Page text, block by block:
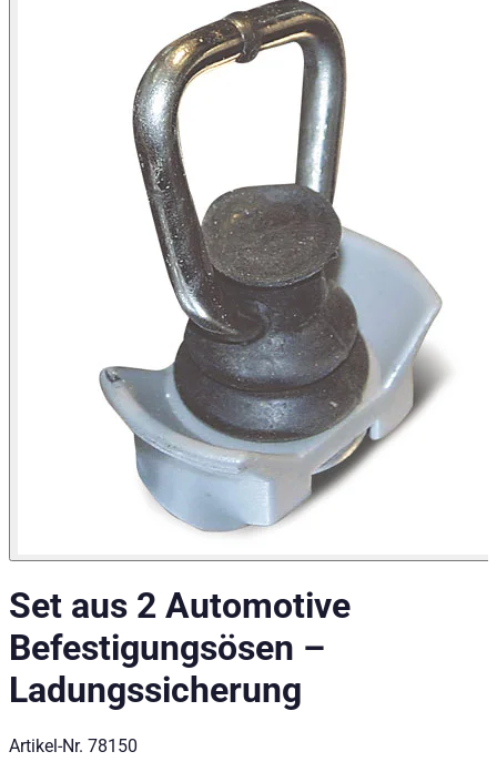
Mazda BT-50 Baujahr ab 2006+ Dual Cab
Mitsubishi L200 Baujahr ab 2006 - 2009 Doppelkabine
Mitsubishi L200 Baujahr ab 2009 - 2015 Doppelkabine
Mitsubishi L200 Baujahr ab 2009 - 2015 Club Cab
Mitsubishi L200 Baujahr ab 2006 - 2009 Club Cab
Nissan Navara (D40) Baujahr ab 2005 - 2015 King Cab
Nissan Navara (D40) Baujahr ab 2005 - 2015
Nissan Navara (D40) Baujahr ab 2005 - 2015
Nissan Navara (NP300) Baujahr ab 2007 - 2009
Nissan Navara (NP300) Baujahr ab 2007 - 2009 King
Nissan Navara (NP300) Baujahr ab 2007 - 2009
Toyota Hilux Baujahr ab 2006+ Extra Cab
Toyota Hilux Baujahr ab 2006+ Double Cab
Volkswagen Amarok Baujahr ab 2016+ (V6)
Volkswagen Amarok Baujahr ab 2010 Doppelkabine
Pick-up accessories
Storage & load securing systems
Set aus 2 Automotive
Befestigungsösen –
Ladungssicherung
Artikel-Nr. 78150